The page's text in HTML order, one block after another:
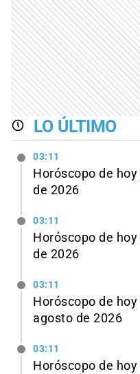
LO ÚLTIMO
03:11
Horóscopo de
de 2026
03:11
Horóscopo de
de 2026
03:11
Horóscopo de
agosto de 2026
03:11
Horóscopo de